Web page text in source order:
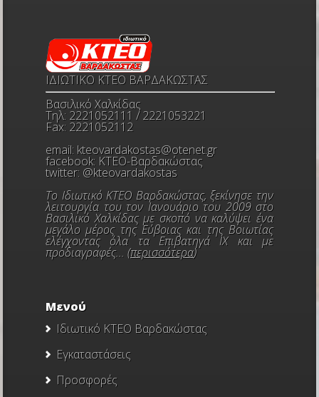
ΙΔΙΩΤΙΚΟ ΚΤΕΟ ΒΑΡΔΑΚΩΣΤΑΣ
Βασιλικό Χαλκίδας
Τηλ: 2221052111 / 2221053221
Fax: 2221052112
email: kteovardakostas@otenet.gr
facebook: ΚΤΕΟ-Βαρδακώστας
twitter: @kteovardakostas
Το Ιδιωτικό ΚΤΕΟ Βαρδακώστας, ξεκίνησε την
λειτουργία του τον Ιανουάριο του 2009 στο
Βασιλικό Χαλκίδας με σκοπό να καλύψει ένα
μεγάλο μέρος της Εύβοιας και της Βοιωτίας
ελέγχοντας όλα τα Επιβατηγά ΙΧ και με
προδιαγραφές... (περισσότερα)
Μενού
Ιδιωτικό ΚΤΕΟ Βαρδακώστας
Εγκαταστάσεις
Προσφορές